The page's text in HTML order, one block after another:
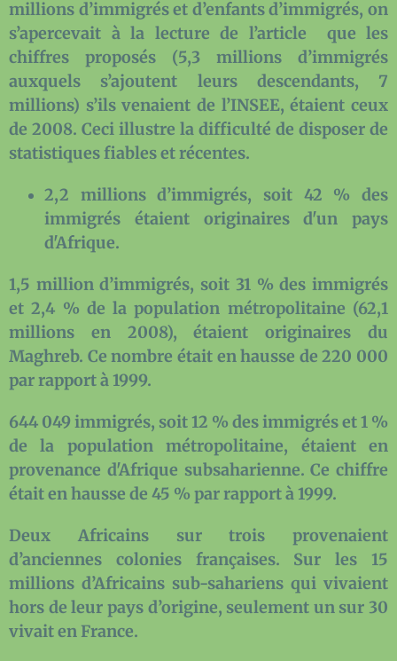
millions d’immigrés et d’enfants d’immigrés, on
s’apercevait à la lecture de l’article que les
chiffres proposés (5,3 millions d’immigrés
auxquels s’ajoutent leurs descendants, 7
millions) s’ils venaient de l’INSEE, étaient ceux
de 2008. Ceci illustre la difficulté de disposer de
statistiques fiables et récentes.
2,2 millions d’immigrés, soit 42 % des
immigrés étaient originaires d'un pays
d'Afrique.
1,5 million d’immigrés, soit 31 % des immigrés
et 2,4 % de la population métropolitaine (62,1
millions en 2008), étaient originaires du
Maghreb. Ce nombre était en hausse de 220 000
par rapport à 1999.
644 049 immigrés, soit 12 % des immigrés et 1 %
de la population métropolitaine, étaient en
provenance d'Afrique subsaharienne. Ce chiffre
était en hausse de 45 % par rapport à 1999.
Deux Africains sur trois provenaient
d’anciennes colonies françaises. Sur les 15
millions d’Africains sub-sahariens qui vivaient
hors de leur pays d’origine, seulement un sur 30
vivait en France.